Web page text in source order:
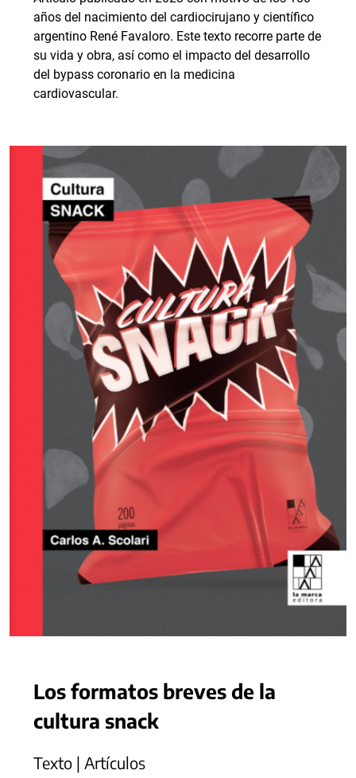
años del nacimiento del cardiocirujano y científico
argentino René Favaloro. Este texto recorre parte de
su vida y obra, así como el impacto del desarrollo
del bypass coronario en la medicina
cardiovascular.
Los formatos breves de la
cultura snack
Texto | Artículos